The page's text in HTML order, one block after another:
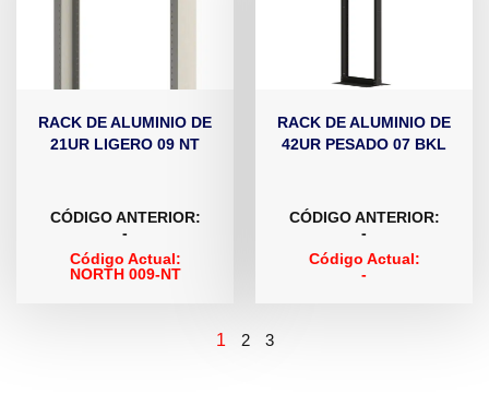
RACK DE ALUMINIO DE
21UR LIGERO 09 NT
CÓDIGO ANTERIOR:
-
Código Actual:
NORTH 009-NT
RACK DE ALUMINIO DE
42UR PESADO 07 BKL
CÓDIGO ANTERIOR:
-
Código Actual:
-
1 2 3